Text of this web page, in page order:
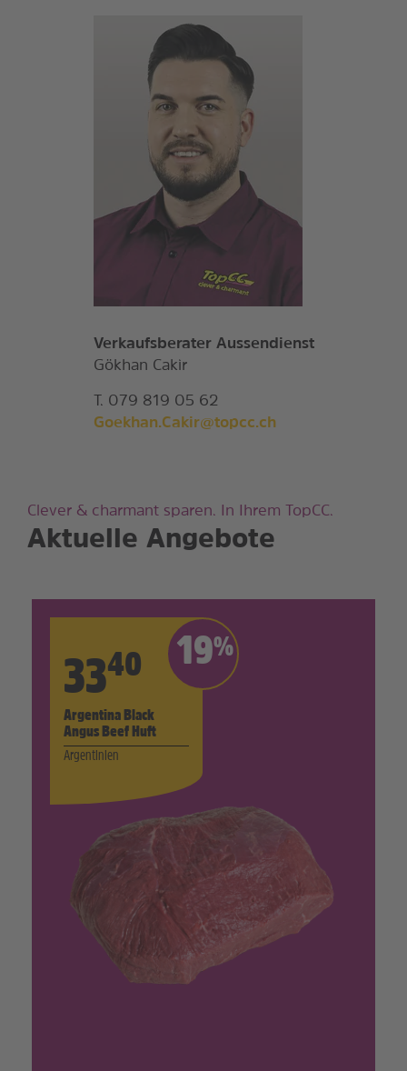
Verkaufsberater Aussendienst
Gökhan Cakir
T. 079 819 05 62
Goekhan.Cakir@topcc.ch
Aktuelle Angebote
Clever & charmant sparen. In Ihrem TopCC.
19%
3340
Argentina Black
Angus Beef Huft
Argentinien